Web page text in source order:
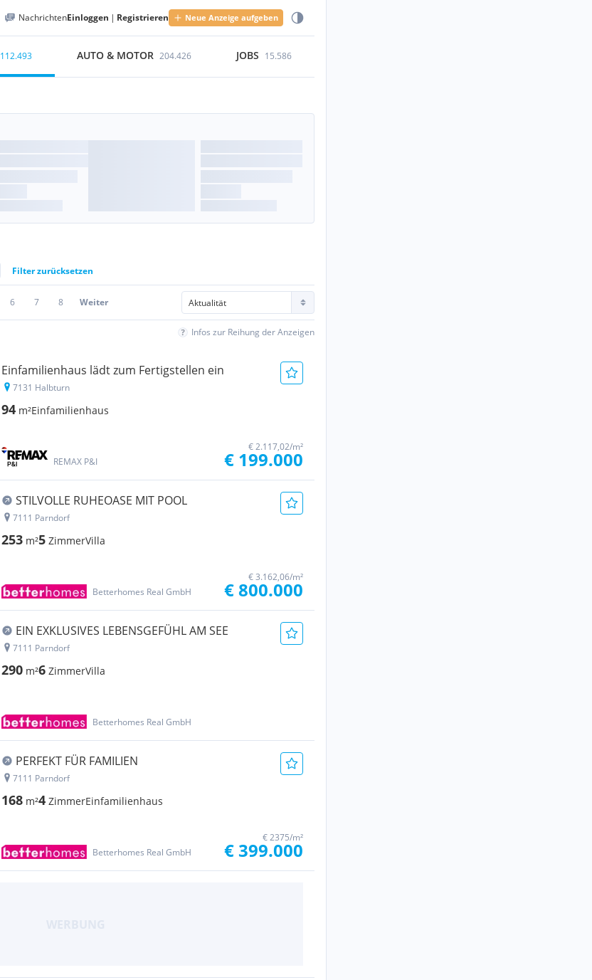
NachrichtenEinloggen | Registrieren Neue Anzeige aufgeben
112.493 AUTO & MOTOR 204.426 JOBS 15.586
Filter zurücksetzen
6 7 8 Weiter
Infos zur Reihung der Anzeigen
Einfamilienhaus lädt zum Fertigstellen ein
7131 Halbturn
94 m²Einfamilienhaus
REMAX P&I
€ 2.117,02/m²
€ 199.000
STILVOLLE RUHEOASE MIT POOL
7111 Parndorf
253 m²5 ZimmerVilla
Betterhomes Real GmbH
€ 3.162,06/m²
€ 800.000
EIN EXKLUSIVES LEBENSGEFÜHL AM SEE
7111 Parndorf
290 m²6 ZimmerVilla
Betterhomes Real GmbH
PERFEKT FÜR FAMILIEN
7111 Parndorf
168 m²4 ZimmerEinfamilienhaus
Betterhomes Real GmbH
€ 2375/m²
€ 399.000